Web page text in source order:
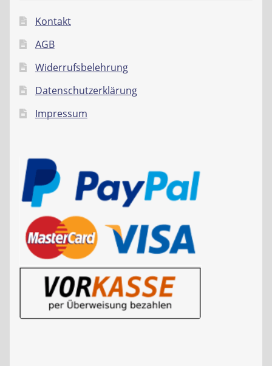
Kontakt
AGB
Widerrufsbelehrung
Datenschutzerklärung
Impressum